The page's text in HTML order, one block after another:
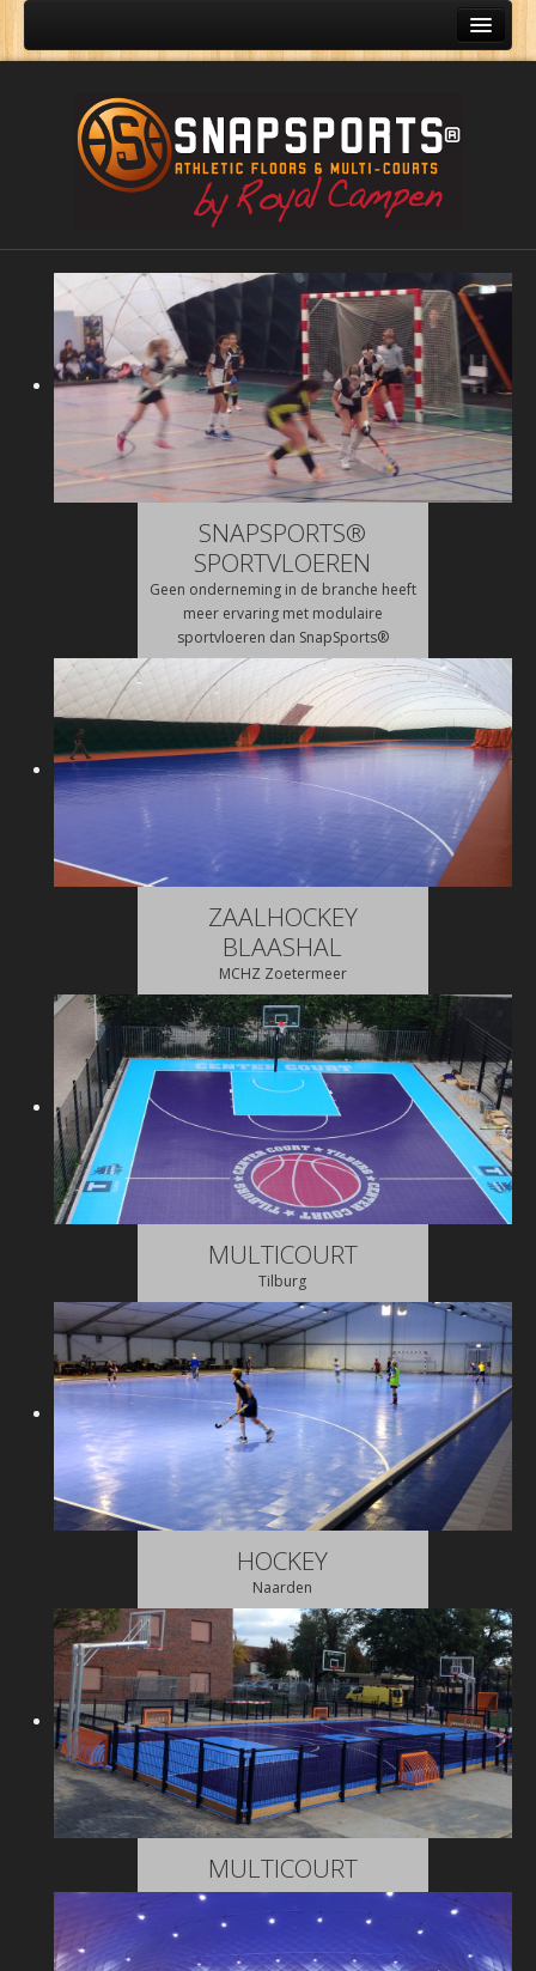
Referenties
Accessoires
SNAPSPORTS®
SPORTVLOEREN
Geen onderneming in de branche heeft
meer ervaring met modulaire
sportvloeren dan SnapSports®
ZAALHOCKEY
BLAASHAL
MCHZ Zoetermeer
MULTICOURT
Tilburg
HOCKEY
Naarden
MULTICOURT